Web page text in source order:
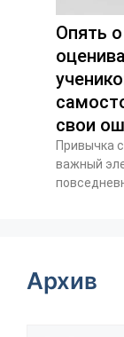
Опять
свои
Привычка
важный
Архив